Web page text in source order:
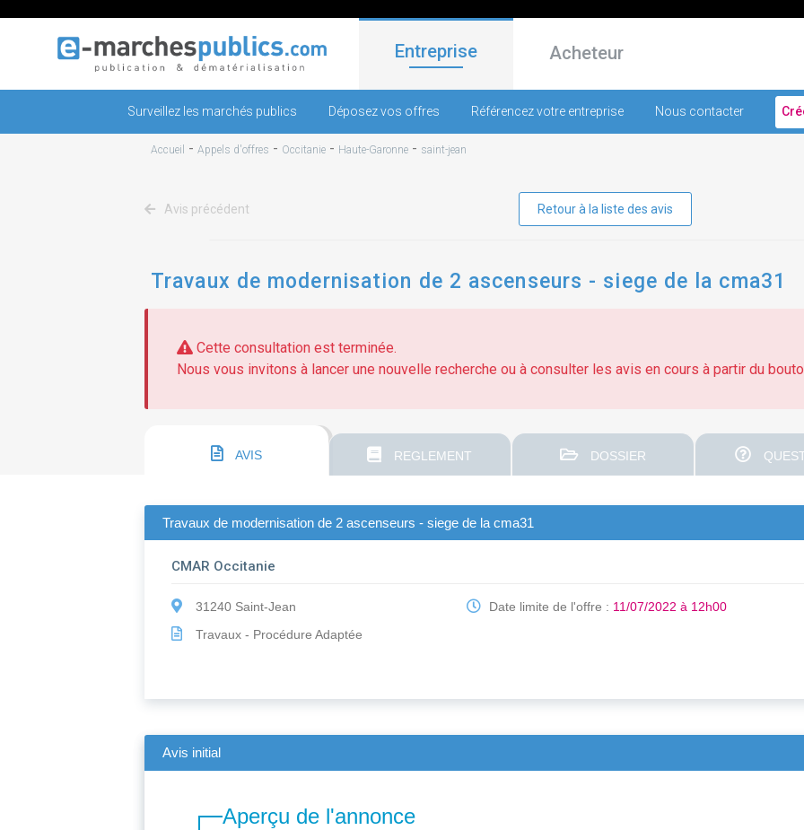
Entreprise Acheteur
Surveillez les marchés publics Déposez vos offres Référencez votre entreprise Nous contacter
Accueil - Appels d'offres - Occitanie - Haute-Garonne - saint-jean
Avis précédent Retour à la liste des avis
Travaux de modernisation de 2 ascenseurs - siege de la cma31
Cette consultation est terminée.
Nous vous invitons à lancer une nouvelle recherche ou à consulter les avis en cours à partir du
AVIS REGLEMENT DOSSIER
Travaux de modernisation de 2 ascenseurs - siege de la cma31
CMAR Occitanie
31240 Saint-Jean
Travaux - Procédure Adaptée
Date limite de l'offre : 11/07/2022 à 12h00
Avis initial
Aperçu de l'annonce